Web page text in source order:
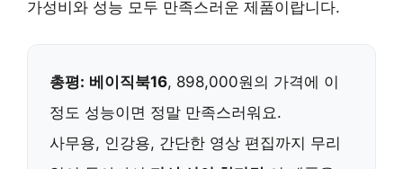
가성비와 성능 모두 만족스러운 제품이랍니다.
총평: 베이직북16, 898,000원의 가격에 이
정도 성능이면 정말 만족스러워요.
사무용, 인강용, 간단한 영상 편집까지 무리